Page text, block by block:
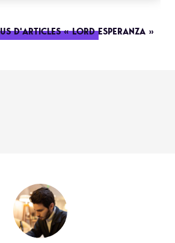
D'ARTICLES « LORD ESPERANZA »